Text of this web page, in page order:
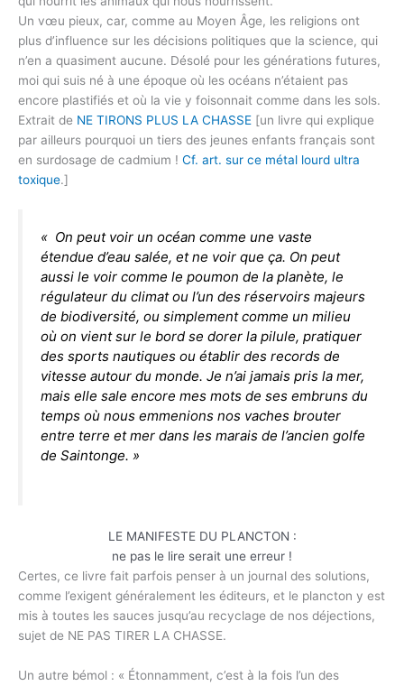
Un vœu pieux, car, comme au Moyen Âge, les religions ont
plus d’influence sur les décisions politiques que la science, qui
n’en a quasiment aucune. Désolé pour les générations futures,
moi qui suis né à une époque où les océans n’étaient pas
encore plastifiés et où la vie y foisonnait comme dans les sols.
Extrait de NE TIRONS PLUS LA CHASSE [un livre qui explique
par ailleurs pourquoi un tiers des jeunes enfants français sont
en surdosage de cadmium ! Cf. art. sur ce métal lourd ultra
toxique.]
« On peut voir un océan comme une vaste
étendue d’eau salée, et ne voir que ça. On peut
aussi le voir comme le poumon de la planète, le
régulateur du climat ou l’un des réservoirs majeurs
de biodiversité, ou simplement comme un milieu
où on vient sur le bord se dorer la pilule, pratiquer
des sports nautiques ou établir des records de
vitesse autour du monde. Je n’ai jamais pris la mer,
mais elle sale encore mes mots de ses embruns du
temps où nous emmenions nos vaches brouter
entre terre et mer dans les marais de l’ancien golfe
de Saintonge. »
LE MANIFESTE DU PLANCTON :
ne pas le lire serait une erreur !
Certes, ce livre fait parfois penser à un journal des solutions,
comme l’exigent généralement les éditeurs, et le plancton y est
mis à toutes les sauces jusqu’au recyclage de nos déjections,
sujet de NE PAS TIRER LA CHASSE.
Un autre bémol : « Étonnamment, c’est à la fois l’un des